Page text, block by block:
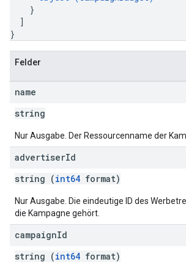
}
]
}
Felder
name
string
Nur Ausgabe. Der Ressourcenname der
advertiserId
string (int64 format)
Nur Ausgabe. Die eindeutige ID des
die Kampagne gehört.
campaignId
string (int64 format)